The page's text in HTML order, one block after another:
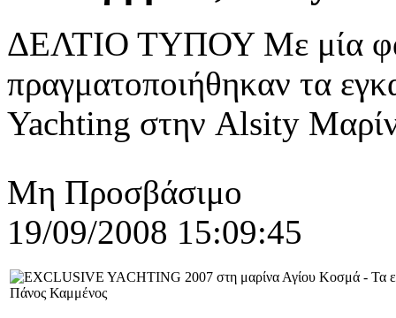
ΔΕΛΤΙΟ ΤΥΠΟΥ Με μία
πραγματοποιήθηκαν τα
Yachting στην Alsity
Μη Προσβάσιμο
19/09/2008 15:09:45